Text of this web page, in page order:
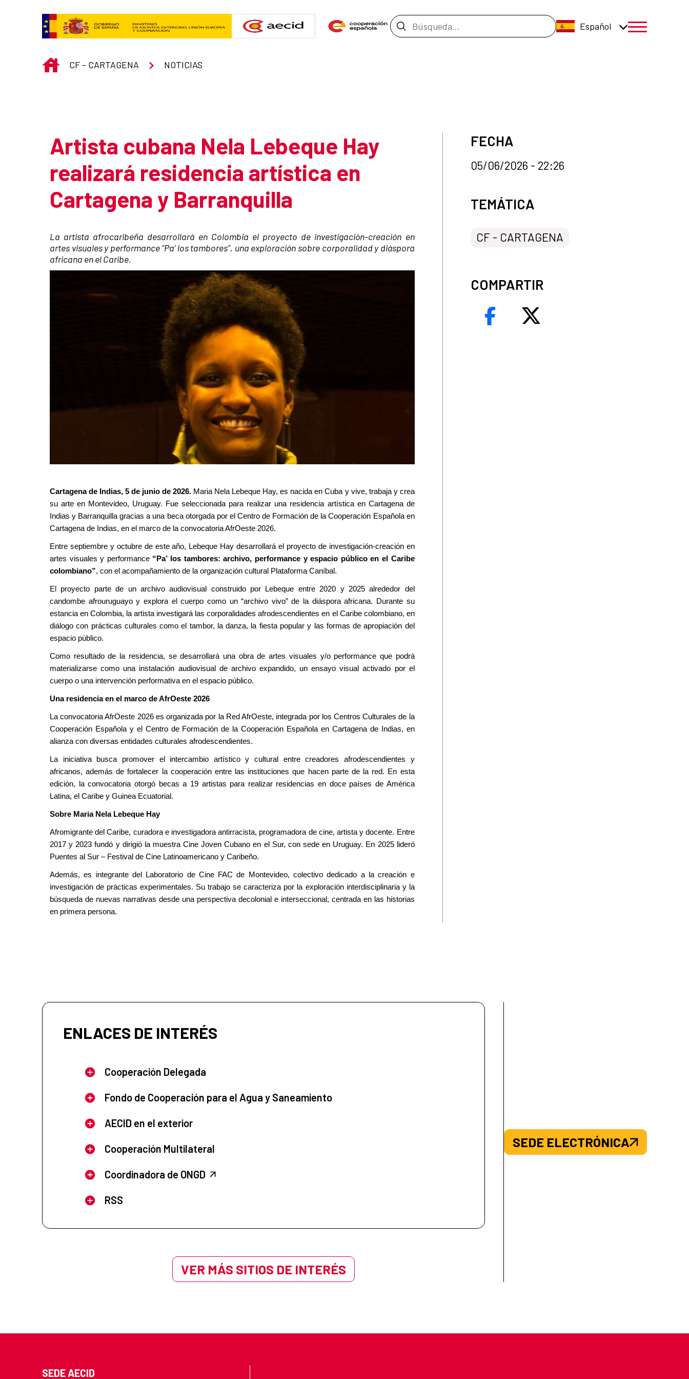
Barra de búsqueda Español
menú móvil
INICIO
CF - CARTAGENA NOTICIAS
Artista cubana Nela Lebeque Hay
realizará residencia artística en
Cartagena y Barranquilla
La artista afrocaribeña desarrollará en Colombia el proyecto de investigación-creación en
artes visuales y performance “Pa’ los tambores”, una exploración sobre corporalidad y diáspora
africana en el Caribe.
Contenido de la noticia
Cartagena de Indias, 5 de junio de 2026. Maria Nela Lebeque Hay, es nacida en Cuba y vive, trabaja y crea
su arte en Montevideo, Uruguay. Fue seleccionada para realizar una residencia artística en Cartagena de
Indias y Barranquilla gracias a una beca otorgada por el Centro de Formación de la Cooperación Española en
Cartagena de Indias, en el marco de la convocatoria AfrOeste 2026.
Entre septiembre y octubre de este año, Lebeque Hay desarrollará el proyecto de investigación-creación en
artes visuales y performance “Pa’ los tambores: archivo, performance y espacio público en el Caribe
colombiano”, con el acompañamiento de la organización cultural Plataforma Caníbal.
El proyecto parte de un archivo audiovisual construido por Lebeque entre 2020 y 2025 alrededor del
candombe afrouruguayo y explora el cuerpo como un “archivo vivo” de la diáspora africana. Durante su
estancia en Colombia, la artista investigará las corporalidades afrodescendientes en el Caribe colombiano, en
diálogo con prácticas culturales como el tambor, la danza, la fiesta popular y las formas de apropiación del
espacio público.
Como resultado de la residencia, se desarrollará una obra de artes visuales y/o performance que podrá
materializarse como una instalación audiovisual de archivo expandido, un ensayo visual activado por el
cuerpo o una intervención performativa en el espacio público.
Una residencia en el marco de AfrOeste 2026
La convocatoria AfrOeste 2026 es organizada por la Red AfrOeste, integrada por los Centros Culturales de la
Cooperación Española y el Centro de Formación de la Cooperación Española en Cartagena de Indias, en
alianza con diversas entidades culturales afrodescendientes.
La iniciativa busca promover el intercambio artístico y cultural entre creadores afrodescendientes y
africanos, además de fortalecer la cooperación entre las instituciones que hacen parte de la red. En esta
edición, la convocatoria otorgó becas a 19 artistas para realizar residencias en doce países de América
Latina, el Caribe y Guinea Ecuatorial.
Sobre Maria Nela Lebeque Hay
Afromigrante del Caribe, curadora e investigadora antirracista, programadora de cine, artista y docente. Entre
2017 y 2023 fundó y dirigió la muestra Cine Joven Cubano en el Sur, con sede en Uruguay. En 2025 lideró
Puentes al Sur – Festival de Cine Latinoamericano y Caribeño.
Además, es integrante del Laboratorio de Cine FAC de Montevideo, colectivo dedicado a la creación e
investigación de prácticas experimentales. Su trabajo se caracteriza por la exploración interdisciplinaria y la
búsqueda de nuevas narrativas desde una perspectiva decolonial e interseccional, centrada en las historias
en primera persona.
FECHA
05/06/2026 - 22:26
Categorías de la noticia
TEMÁTICA
CF - CARTAGENA
COMPARTIR
ENLACES DE INTERÉS
Cooperación Delegada
Fondo de Cooperación para el Agua y Saneamiento
AECID en el exterior
Cooperación Multilateral
Coordinadora de ONGD
RSS
VER MÁS SITIOS DE INTERÉS
SEDE ELECTRÓNICA
SEDE AECID